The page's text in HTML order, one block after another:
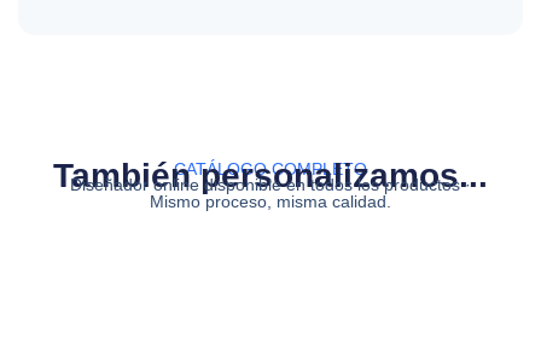
CATÁLOGO COMPLETO
También personalizamos...
Diseñador online disponible en todos los productos ·
Mismo proceso, misma calidad.